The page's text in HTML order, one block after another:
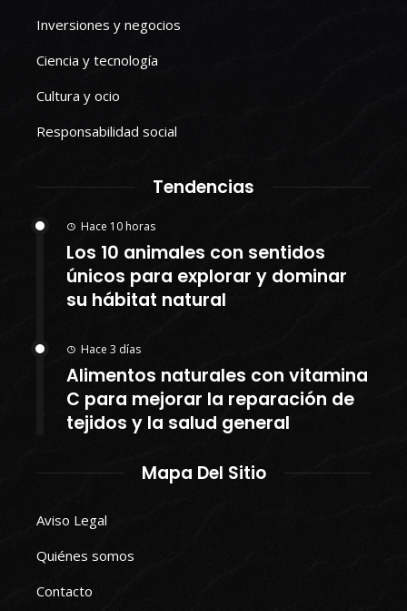
Inversiones y negocios
Ciencia y tecnología
Cultura y ocio
Responsabilidad social
Tendencias
Hace 10 horas
Los 10 animales con sentidos
únicos para explorar y dominar
su hábitat natural
Hace 3 días
Alimentos naturales con vitamina
C para mejorar la reparación de
tejidos y la salud general
Mapa Del Sitio
Aviso Legal
Quiénes somos
Contacto